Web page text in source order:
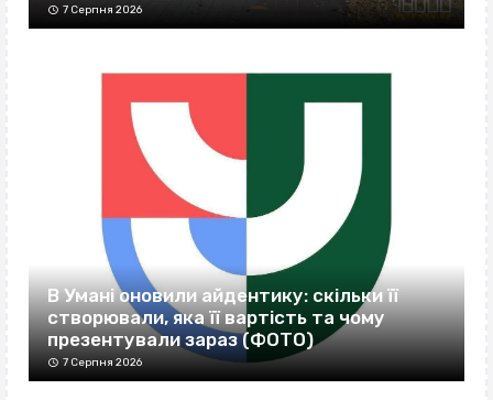
7 Серпня 2026
В Умані оновили айдентику: скільки її
створювали, яка її вартість та чому
презентували зараз (ФОТО)
7 Серпня 2026